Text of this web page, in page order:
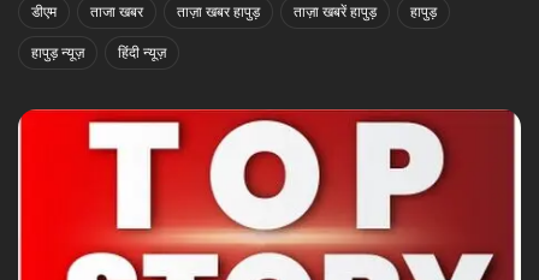
डीएम ताजा खबर ताज़ा खबर हापुड़ ताज़ा खबरें हापुड़ हापुड़
हापुड़ न्यूज़ हिंदी न्यूज़